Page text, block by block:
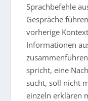
Sprachbefehle
Gespräche
vorherige
Informationen
spricht, eine
sucht, soll nicht
einzeln erklären